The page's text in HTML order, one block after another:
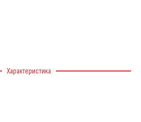
Характеристика